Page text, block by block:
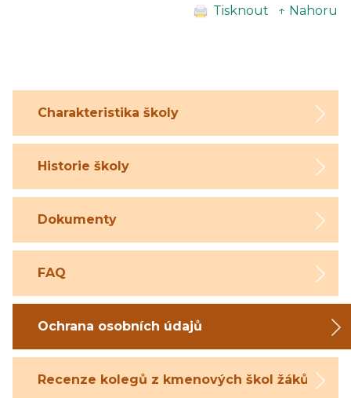
Tisknout ↑ Nahoru
Charakteristika školy
Historie školy
Dokumenty
FAQ
Ochrana osobních údajů
Recenze kolegů z kmenových škol žáků